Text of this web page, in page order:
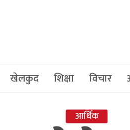
खेलकुद शिक्षा विचार
आर्थिक